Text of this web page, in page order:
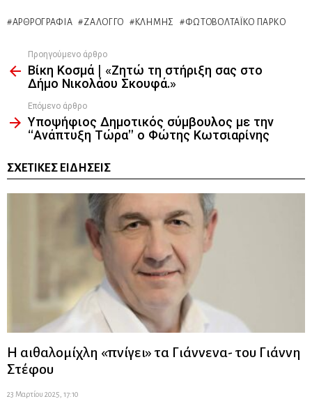
ΑΡΘΡΟΓΡΑΦΊΑ ΖΆΛΟΓΓΟ ΚΛΉΜΗΣ ΦΩΤΟΒΟΛΤΑΪΚΌ ΠΆΡΚΟ
more
Προηγούμενο άρθρο
Βίκη Κοσμά | «Ζητώ τη στήριξη σας στο
Δήμο Νικολάου Σκουφά.»
Επόμενο άρθρο
Υποψήφιος Δημοτικός σύμβουλος με την
“Ανάπτυξη Τώρα” ο Φώτης Κωτσιαρίνης
ΣΧΕΤΙΚΈΣ ΕΙΔΉΣΕΙΣ
Η αιθαλομίχλη «πνίγει» τα Γιάννενα- του Γιάννη
Στέφου
23 Μαρτίου 2025, 17:10